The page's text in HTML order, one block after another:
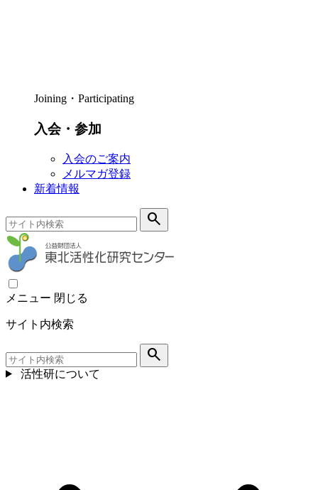
Joining・Participating
入会・参加
入会のご案内
メルマガ登録
新着情報
search
メニュー 閉じる
サイト内検索
search
活性研について